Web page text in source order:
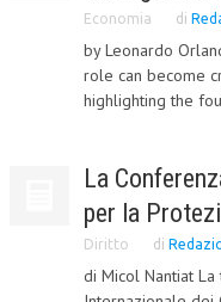
EUROPEA
COSTITUZIONALE
CIVILE
Economia di
by Leonardo
role can become
highlighting the
La
per la
Diritto di
di Micol Nantiat